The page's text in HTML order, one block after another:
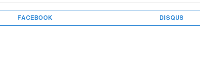
DISQUS
FACEBOOK